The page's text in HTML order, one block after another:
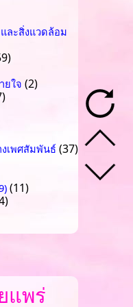
ละสิ่งแวดล้อม
ยใจ (2)
เพศสัมพันธ์ (37)
(11)
แพร่